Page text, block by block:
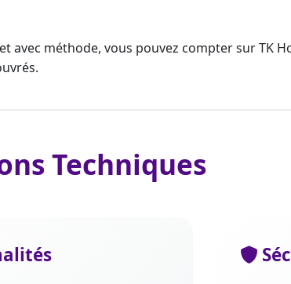
avec méthode, vous pouvez compter sur TK
Techniques